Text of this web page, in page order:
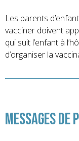
Les parents
vacciner doivent
qui suit l’enfant à
d’organiser la
Messages